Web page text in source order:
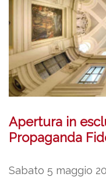
Apertura in
Propaganda
Sabato 5 maggio